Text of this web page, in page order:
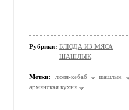
Рубрики: БЛЮДА ИЗ МЯСА
ШАШЛЫК
Метки: люля-кебаб
шашлык
армянская кухня